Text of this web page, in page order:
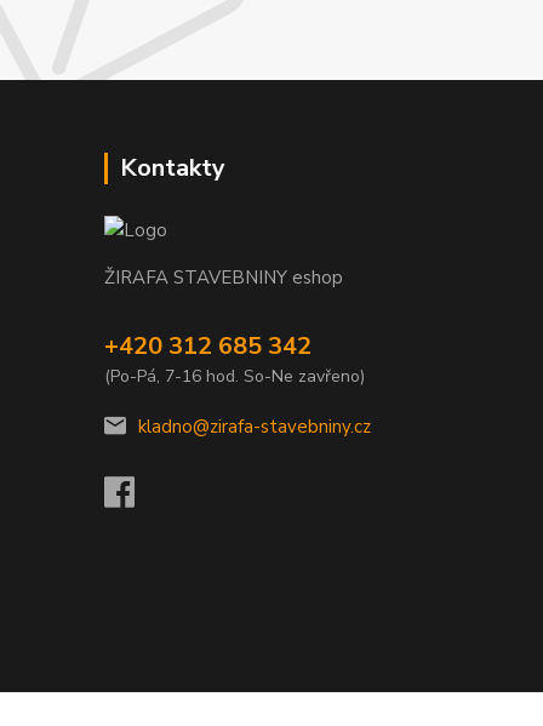
Kontakty
ŽIRAFA STAVEBNINY eshop
+420 312 685 342
(Po-Pá, 7-16 hod. So-Ne zavřeno)
kladno@zirafa-stavebniny.cz